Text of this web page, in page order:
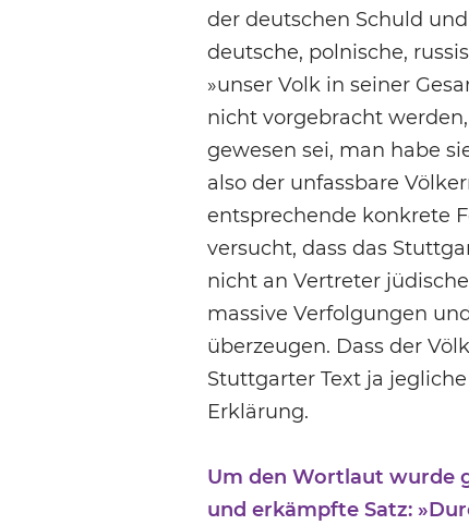
der deutschen Schuld
deutsche, polnische,
»unser Volk in seiner
nicht vorgebracht
gewesen sei, man habe
also der unfassbare
entsprechende konkrete
versucht, dass das
nicht an Vertreter
massive Verfolgungen
überzeugen. Dass der
Stuttgarter Text ja
Erklärung.
Um den Wortlaut wurde
und erkämpfte Satz: